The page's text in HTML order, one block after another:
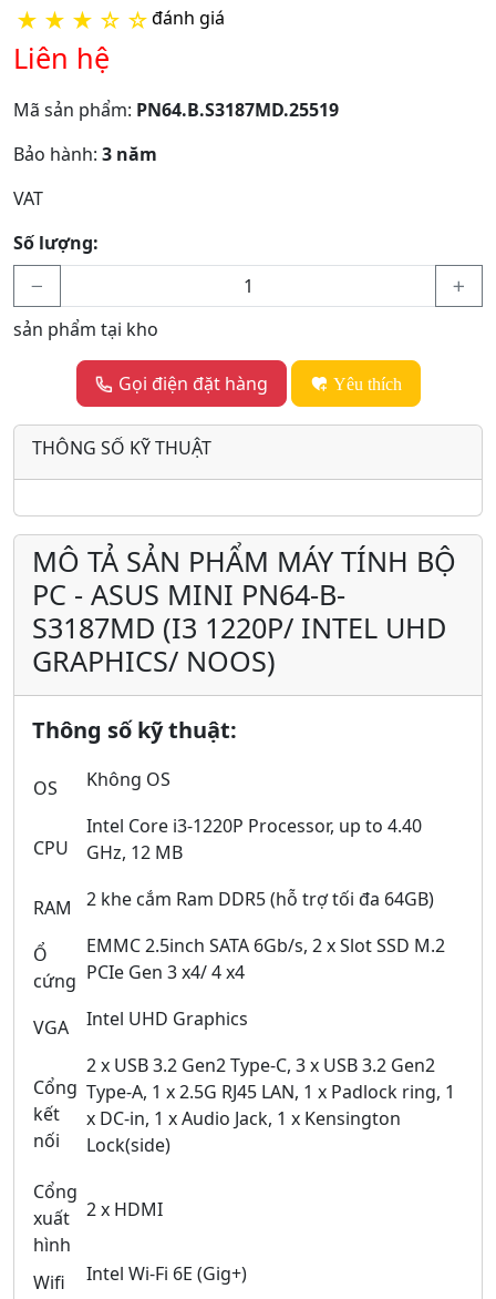
★ ★ ★ ☆ ☆đánh giá
Liên hệ
Mã sản phẩm: PN64.B.S3187MD.25519
Bảo hành: 3 năm
VAT
Số lượng:
sản phẩm tại kho
Gọi điện đặt hàng Yêu thích
THÔNG SỐ KỸ THUẬT
MÔ TẢ SẢN PHẨM MÁY TÍNH BỘ
PC - ASUS MINI PN64-B-
S3187MD (I3 1220P/ INTEL UHD
GRAPHICS/ NOOS)
Thông số kỹ thuật:
OS Không OS
CPU
Intel Core i3-1220P Processor, up to 4.40
GHz, 12 MB
RAM 2 khe cắm Ram DDR5 (hỗ trợ tối đa 64GB)
Ổ
cứng
EMMC 2.5inch SATA 6Gb/s, 2 x Slot SSD M.2
PCIe Gen 3 x4/ 4 x4
VGA Intel UHD Graphics
Cổng
kết
nối
2 x USB 3.2 Gen2 Type-C, 3 x USB 3.2 Gen2
Type-A, 1 x 2.5G RJ45 LAN, 1 x Padlock ring, 1
x DC-in, 1 x Audio Jack, 1 x Kensington
Lock(side)
Cổng
xuất
hình
2 x HDMI
Wifi Intel Wi-Fi 6E (Gig+)